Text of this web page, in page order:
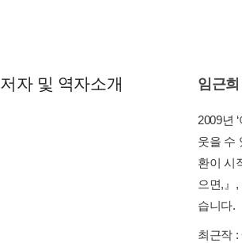
저자 및 역자소개 임근희
2009년
웃을 수
환이 시
으면,』
습니다.
최근작 :